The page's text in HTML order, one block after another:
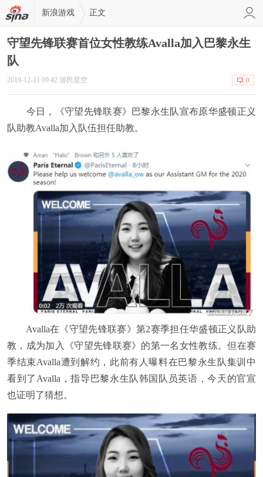
新浪游戏 正文
守望先锋联赛首位女性教练Avalla加入巴黎永生
队
2019-12-11 09:42 游民星空 0
今日，《守望先锋联赛》巴黎永生队宣布原华盛顿正义
队助教Avalla加入队伍担任助教。
Avalla在《守望先锋联赛》第2赛季担任华盛顿正义队助
教，成为加入《守望先锋联赛》的第一名女性教练。但在赛
季结束Avalla遭到解约，此前有人曝料在巴黎永生队集训中
看到了Avalla，指导巴黎永生队韩国队员英语，今天的官宣
也证明了猜想。